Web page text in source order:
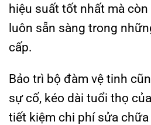
hiệu suất tốt nhất mà
luôn sẵn sàng trong
cấp.
Bảo trì bộ đàm vệ tinh
sự cố, kéo dài tuổi thọ
tiết kiệm chi phí sửa